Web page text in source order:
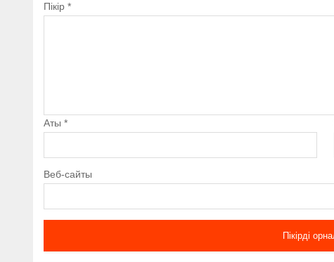
Пікір*
Аты*
Веб-сайты